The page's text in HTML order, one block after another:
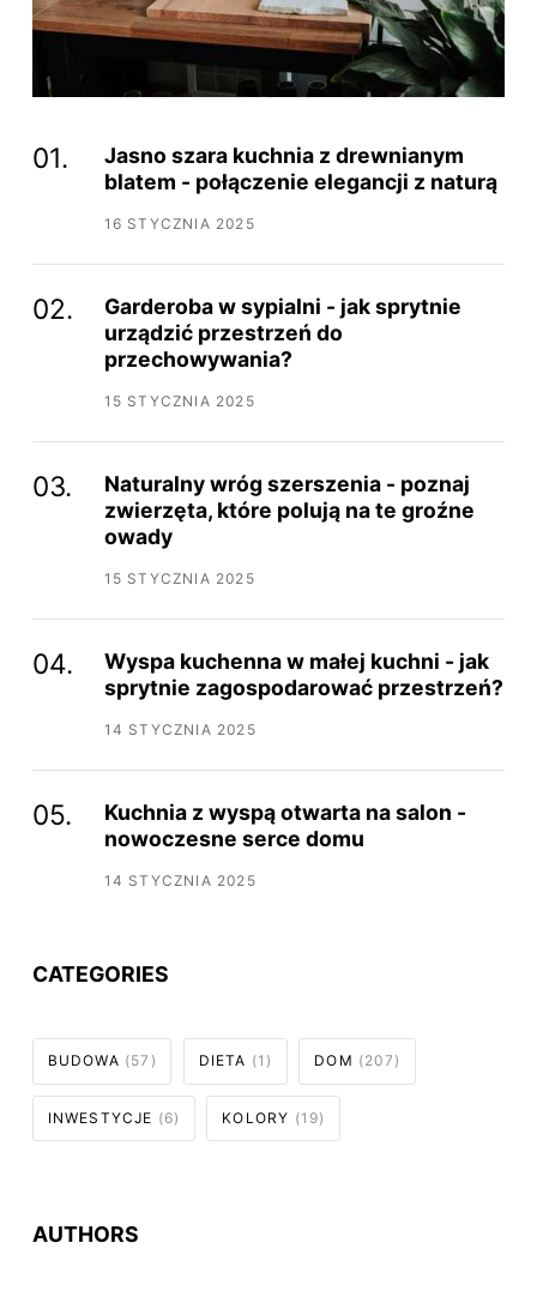
Jasno szara kuchnia z drewnianym
blatem - połączenie elegancji z naturą
16 STYCZNIA 2025
Garderoba w sypialni - jak sprytnie
urządzić przestrzeń do
przechowywania?
15 STYCZNIA 2025
Naturalny wróg szerszenia - poznaj
zwierzęta, które polują na te groźne
owady
15 STYCZNIA 2025
Wyspa kuchenna w małej kuchni - jak
sprytnie zagospodarować przestrzeń?
14 STYCZNIA 2025
Kuchnia z wyspą otwarta na salon -
nowoczesne serce domu
14 STYCZNIA 2025
CATEGORIES
BUDOWA (57) DIETA (1) DOM (207)
INWESTYCJE (6) KOLORY (19)
AUTHORS